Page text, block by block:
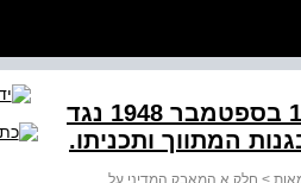
הפגנת ה"אזהרה" של אנשי לח"י בירושלים ב־10 בספטמבר 1948 נגד
המתווך ותכניתו.
> חלק א המאבק המדיני על